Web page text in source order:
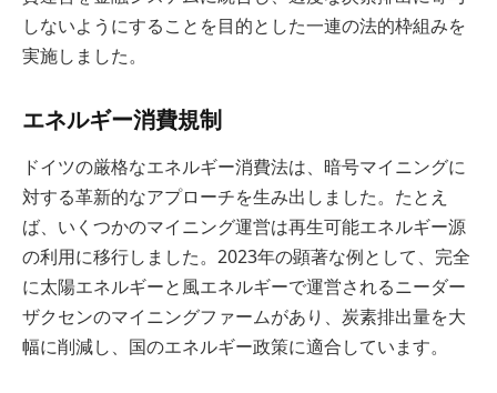
しないようにすることを目的とした一連の法的枠組みを
実施しました。
エネルギー消費規制
ドイツの厳格なエネルギー消費法は、暗号マイニングに
対する革新的なアプローチを生み出しました。たとえ
ば、いくつかのマイニング運営は再生可能エネルギー源
の利用に移行しました。2023年の顕著な例として、完全
に太陽エネルギーと風エネルギーで運営されるニーダー
ザクセンのマイニングファームがあり、炭素排出量を大
幅に削減し、国のエネルギー政策に適合しています。